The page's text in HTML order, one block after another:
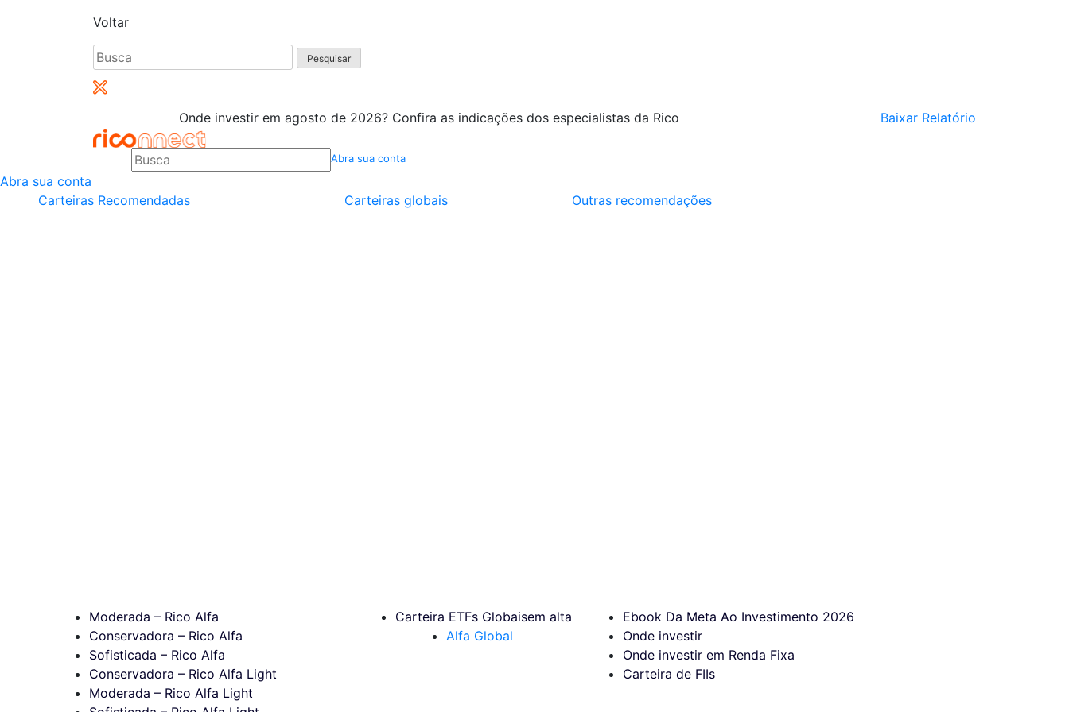
Voltar
Pesquisar
por:
Onde investir em agosto de 2026? Confira as indicações dos especialistas da Rico Baixar Relatório
Abra sua conta
Abra sua conta
Carteiras Recomendadas
Moderada – Rico Alfa
Conservadora – Rico Alfa
Sofisticada – Rico Alfa
Conservadora – Rico Alfa Light
Moderada – Rico Alfa Light
Carteiras globais
Carteira ETFs Globaisem alta
Alfa Global
Outras recomendações
Ebook Da Meta Ao Investimento 2026
Onde investir
Onde investir em Renda Fixa
Carteira de FIIs